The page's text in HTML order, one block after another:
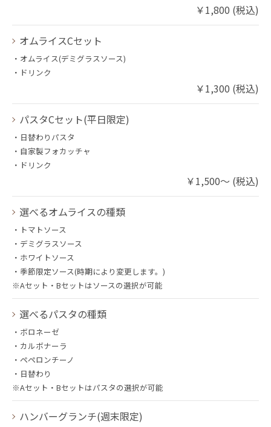
￥1,800 (税込)
オムライスCセット
・オムライス(デミグラスソース)
・ドリンク
￥1,300 (税込)
パスタCセット(平日限定)
・日替わりパスタ
・自家製フォカッチャ
・ドリンク
￥1,500～ (税込)
選べるオムライスの種類
・トマトソース
・デミグラスソース
・ホワイトソース
・季節限定ソース(時期により変更します。)
※Aセット・Bセットはソースの選択が可能
選べるパスタの種類
・ボロネーゼ
・カルボナーラ
・ペペロンチーノ
・日替わり
※Aセット・Bセットはパスタの選択が可能
ハンバーグランチ(週末限定)